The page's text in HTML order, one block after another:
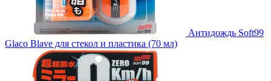
Антидождь Soft99
Glaco Blave для стекол и пластика (70 мл)